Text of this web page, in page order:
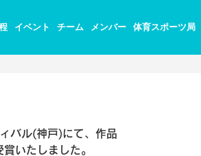
イベント チーム メンバー 体育スポーツ局
バル(神戸)にて、作品
いたしました。